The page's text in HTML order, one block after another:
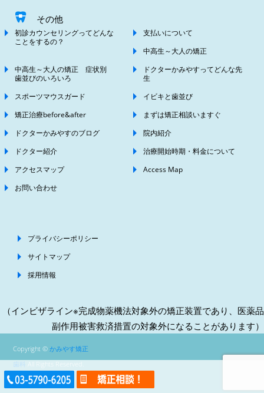
その他
初診カウンセリングってどんな
ことをするの？
支払いについて
中高生～大人の矯正
中高生～大人の矯正 症状別
歯並びのいろいろ
ドクターかみやすってどんな先
生
スポーツマウスガード
イビキと歯並び
矯正治療before&after
まずは矯正相談いますぐ
ドクターかみやすのブログ
院内紹介
ドクター紹介
治療開始時期・料金について
アクセスマップ
Access Map
お問い合わせ
プライバシーポリシー
サイトマップ
採用情報
（インビザライン※完成物薬機法対象外の矯正装置であり、医薬品
副作用被害救済措置の対象外になることがあります）
Copyright ©かみやす矯正
歯科 All Rights Reserved.